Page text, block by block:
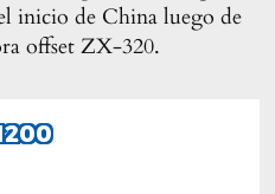
inicio de China luego de
offset ZX-320.